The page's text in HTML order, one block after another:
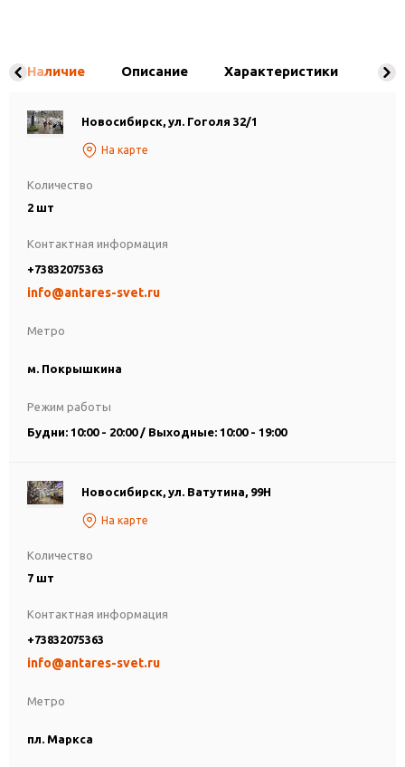
Наличие Описание Характеристики
Новосибирск, ул. Гоголя 32/1
На карте
Количество
2 шт
Метро
м. Покрышкина
Контактная информация
+73832075363
info@antares-svet.ru
Режим работы
Будни: 10:00 - 20:00 / Выходные: 10:00 - 19:00
Новосибирск, ул. Ватутина, 99Н
На карте
Количество
7 шт
Метро
пл. Маркса
Контактная информация
+73832075363
info@antares-svet.ru